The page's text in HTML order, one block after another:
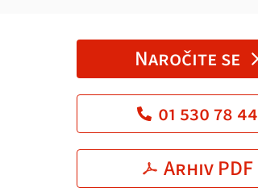
Naročite se
01 530 78 44
Arhiv PDF